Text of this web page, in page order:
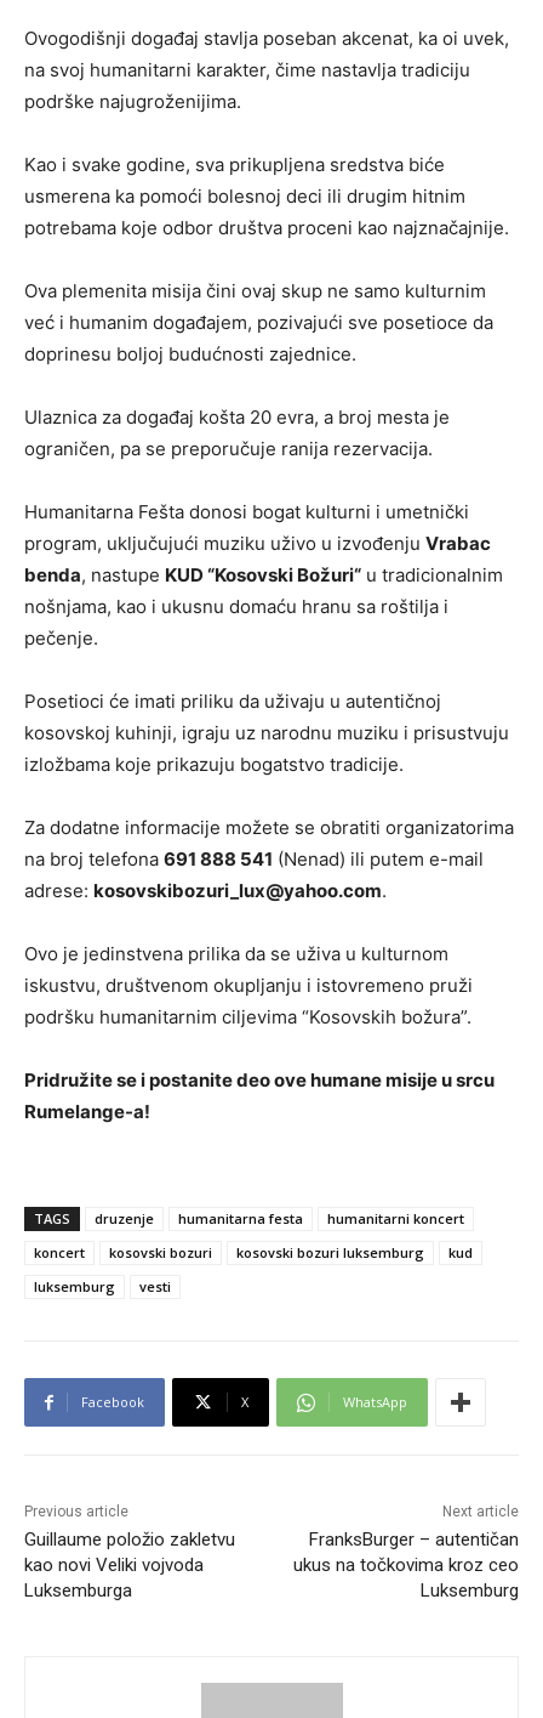
Ovogodišnji događaj stavlja poseban akcenat, ka oi uvek,
na svoj humanitarni karakter, čime nastavlja tradiciju
podrške najugroženijima.
Kao i svake godine, sva prikupljena sredstva biće
usmerena ka pomoći bolesnoj deci ili drugim hitnim
potrebama koje odbor društva proceni kao najznačajnije.
Ova plemenita misija čini ovaj skup ne samo kulturnim
već i humanim događajem, pozivajući sve posetioce da
doprinesu boljoj budućnosti zajednice.
Ulaznica za događaj košta 20 evra, a broj mesta je
ograničen, pa se preporučuje ranija rezervacija.
Humanitarna Fešta donosi bogat kulturni i umetnički
program, uključujući muziku uživo u izvođenju Vrabac
benda, nastupe KUD “Kosovski Božuri“ u tradicionalnim
nošnjama, kao i ukusnu domaću hranu sa roštilja i
pečenje.
Posetioci će imati priliku da uživaju u autentičnoj
kosovskoj kuhinji, igraju uz narodnu muziku i prisustvuju
izložbama koje prikazuju bogatstvo tradicije.
Za dodatne informacije možete se obratiti organizatorima
na broj telefona 691 888 541 (Nenad) ili putem e-mail
adrese: kosovskibozuri_lux@yahoo.com.
Ovo je jedinstvena prilika da se uživa u kulturnom
iskustvu, društvenom okupljanju i istovremeno pruži
podršku humanitarnim ciljevima “Kosovskih božura”.
Pridružite se i postanite deo ove humane misije u srcu
Rumelange-a!
TAGS druzenje humanitarna festa
humanitarni koncert
koncert
kosovski bozuri kosovski bozuri luksemburg
kud
luksemburg
vesti
Facebook X WhatsApp
Previous article
Guillaume položio zakletvu
kao novi Veliki vojvoda
Luksemburga
Next article
FranksBurger – autentičan
ukus na točkovima kroz ceo
Luksemburg